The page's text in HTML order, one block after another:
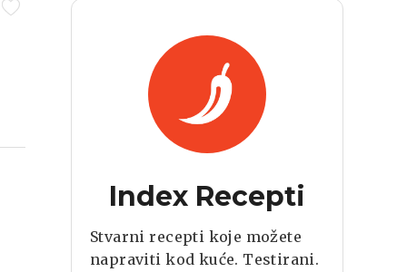
Index Recepti
Stvarni recepti koje možete
napraviti kod kuće. Testirani.